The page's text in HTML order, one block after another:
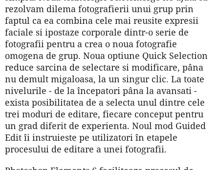
rezolvam dilema fotografierii unui grup prin
faptul ca ea combina cele mai reusite expresii
faciale si ipostaze corporale dintr-o serie de
fotografii pentru a crea o noua fotografie
omogena de grup. Noua optiune Quick Selection
reduce sarcina de selectare si modificare, pâna
nu demult migaloasa, la un singur clic. La toate
nivelurile - de la începatori pâna la avansati -
exista posibilitatea de a selecta unul dintre cele
trei moduri de editare, fiecare conceput pentru
un grad diferit de experienta. Noul mod Guided
Edit îi instruieste pe utilizatori în etapele
procesului de editare a unei fotografii.